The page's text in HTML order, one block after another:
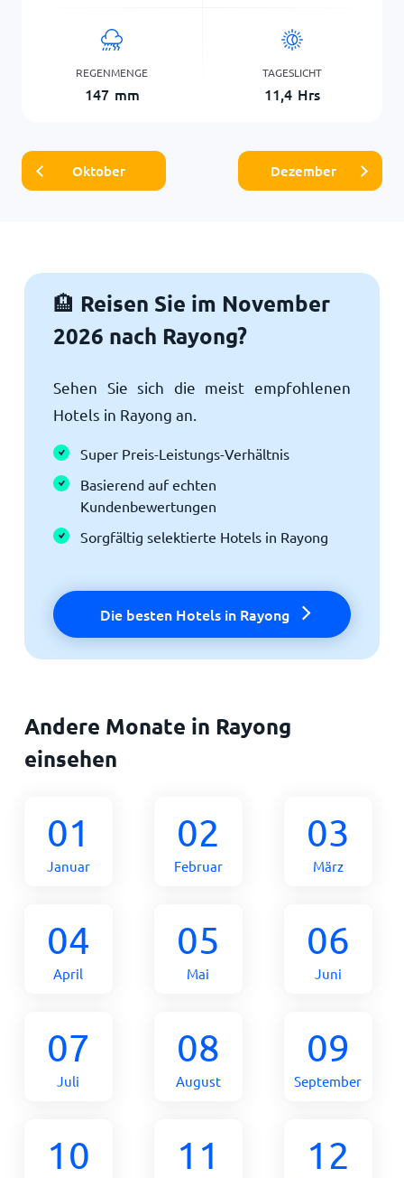
REGENMENGE
147 mm
TAGESLICHT
11,4 Hrs
Oktober Dezember
🏨 Reisen Sie im November
2026 nach Rayong?
Sehen Sie sich die meist empfohlenen
Hotels in Rayong an.
Super Preis-Leistungs-Verhältnis
Basierend auf echten
Kundenbewertungen
Sorgfältig selektierte Hotels in Rayong
Die besten Hotels in Rayong
Andere Monate in Rayong
einsehen
01
Januar
02
Februar
03
März
04
April
05
Mai
06
Juni
07
Juli
08
August
09
September
10 11 12